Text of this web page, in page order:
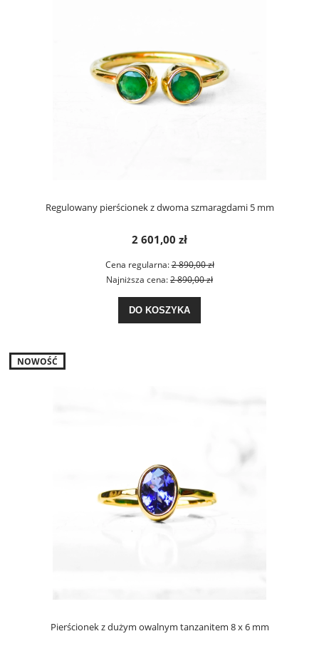
Regulowany pierścionek z dwoma szmaragdami 5 mm
2 601,00 zł
Cena regularna:2 890,00 zł
Najniższa cena:2 890,00 zł
DO KOSZYKA
Pierścionek z dużym owalnym tanzanitem 8 x 6 mm
NOWOŚĆ